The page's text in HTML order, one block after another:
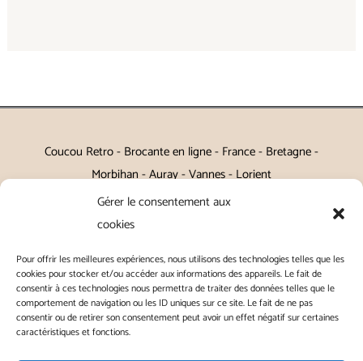
Gérer le consentement aux
cookies
Pour offrir les meilleures expériences, nous utilisons des technologies telles que les
cookies pour stocker et/ou accéder aux informations des appareils. Le fait de
consentir à ces technologies nous permettra de traiter des données telles que le
comportement de navigation ou les ID uniques sur ce site. Le fait de ne pas
consentir ou de retirer son consentement peut avoir un effet négatif sur certaines
caractéristiques et fonctions.
Coucou Retro - Brocante en ligne - France - Bretagne -
Morbihan - Auray - Vannes - Lorient
Petits meubles, décoration, miroirs, luminaires, Art de la table
Campagne Chic, Kitch
|Contact|Conditions générales de vente|Conditions
générales d'utilisation|Mentions légales|Politique de